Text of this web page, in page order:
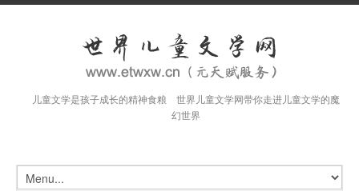
儿童文学是孩子成长的精神食粮 世界儿童文学网带你走进儿童文学的魔
幻世界